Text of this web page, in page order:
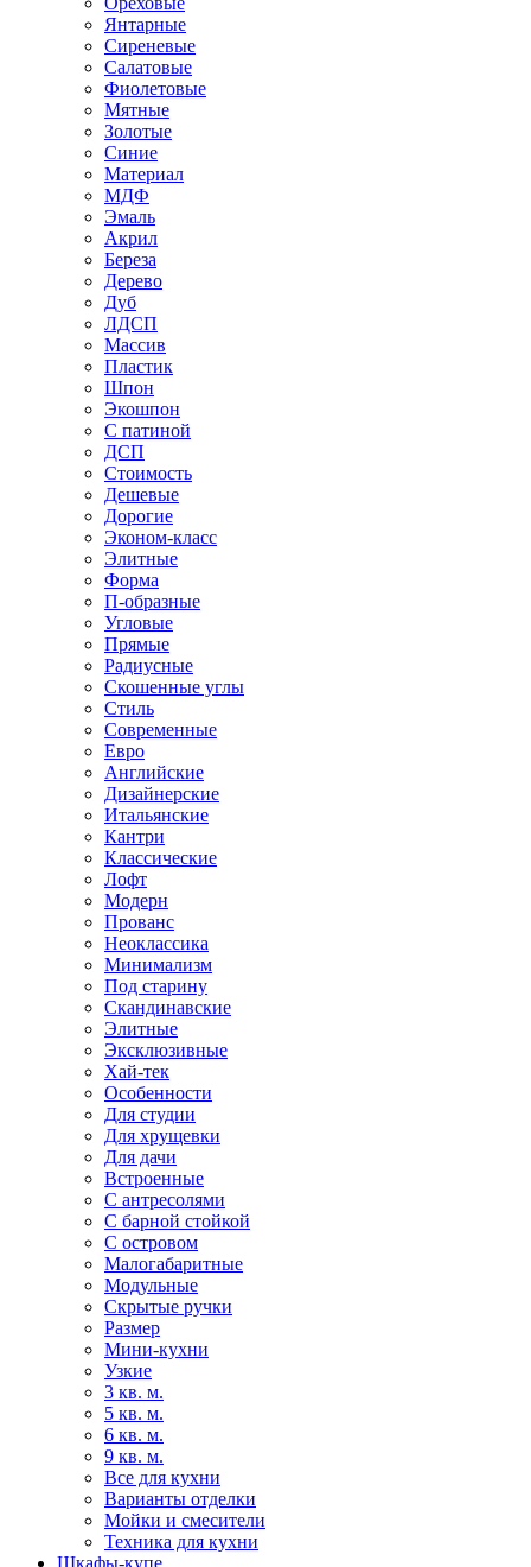
Янтарные
Сиреневые
Салатовые
Фиолетовые
Мятные
Золотые
Синие
Материал
МДФ
Эмаль
Акрил
Береза
Дерево
Дуб
ЛДСП
Массив
Пластик
Шпон
Экошпон
С патиной
ДСП
Стоимость
Дешевые
Дорогие
Эконом-класс
Элитные
Форма
П-образные
Угловые
Прямые
Радиусные
Скошенные углы
Стиль
Современные
Евро
Английские
Дизайнерские
Итальянские
Кантри
Классические
Лофт
Модерн
Прованс
Неоклассика
Минимализм
Под старину
Скандинавские
Элитные
Эксклюзивные
Хай-тек
Особенности
Для студии
Для хрущевки
Для дачи
Встроенные
С антресолями
С барной стойкой
С островом
Малогабаритные
Модульные
Скрытые ручки
Размер
Мини-кухни
Узкие
3 кв. м.
5 кв. м.
6 кв. м.
9 кв. м.
Все для кухни
Варианты отделки
Мойки и смесители
Техника для кухни
Шкафы-купе